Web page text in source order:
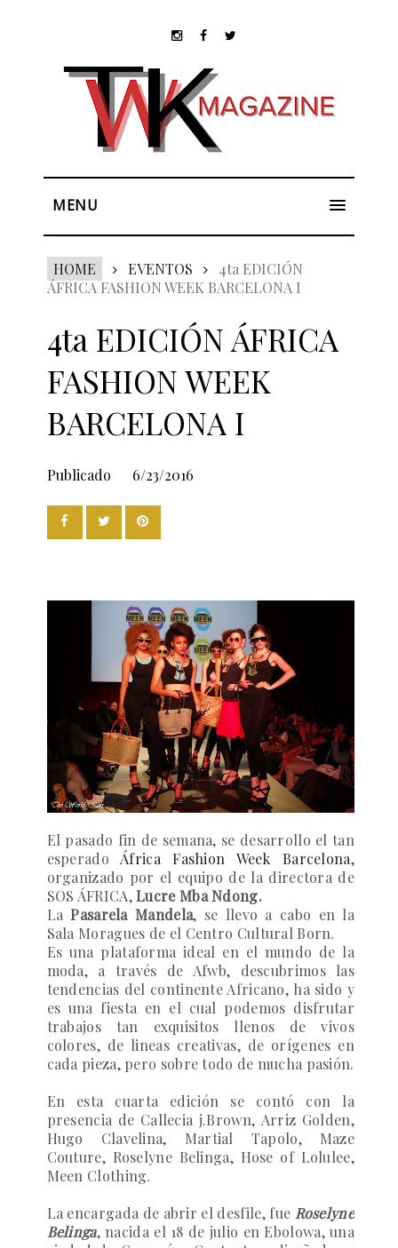
MENU
HOME EVENTOS
4ta EDICIÓN
ÁFRICA FASHION WEEK BARCELONA I
4ta EDICIÓN ÁFRICA
FASHION WEEK
BARCELONA I
Publicado 6/23/2016
El pasado fin de semana, se desarrollo el tan
esperado África Fashion Week Barcelona,
organizado por el equipo de la directora de
SOS ÁFRICA, Lucre Mba Ndong.
LaPasarela Mandela, se llevo a cabo en la
Sala Moragues de el Centro Cultural Born.
Es una plataforma ideal en el mundo de la
moda, a través de Afwb, descubrimoslas
tendencias del continente Africano, ha sido y
es una fiesta en el cual podemos disfrutar
trabajos tan exquisitos llenos de vivos
colores, de lineas creativas, de orígenes en
cada pieza, pero sobre todo de mucha pasión.
En esta cuarta edición se contó con la
presencia de Callecia j.Brown, Arriz Golden,
Hugo Clavelina, Martial Tapolo, Maze
Couture, Roselyne Belinga, Hose of Lolulee,
Meen Clothing.
La encargada de abrir el desfile, fue Roselyne
Belinga, nacida el 18 de julio en Ebolowa, una